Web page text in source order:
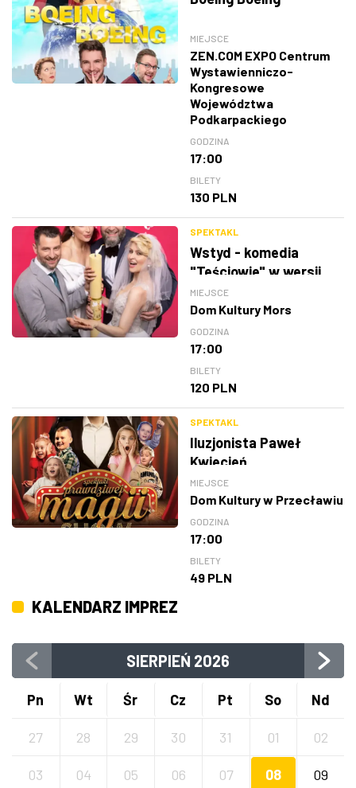
MIEJSCE
ZEN.COM EXPO Centrum
Wystawienniczo-
Kongresowe
Województwa
Podkarpackiego
GODZINA
17:00
BILETY
130 PLN
SPEKTAKL
Wstyd - komedia
"Teściowie" w wersji
teatralnej
MIEJSCE
Dom Kultury Mors
GODZINA
17:00
BILETY
120 PLN
SPEKTAKL
Iluzjonista Paweł
Kwiecień
MIEJSCE
Dom Kultury w Przecławiu
GODZINA
17:00
BILETY
49 PLN
KALENDARZ IMPREZ
SIERPIEŃ 2026
Pn Wt Śr Cz Pt So Nd
27 28 29 30 31 01 02
03 04 05 06 07 08 09